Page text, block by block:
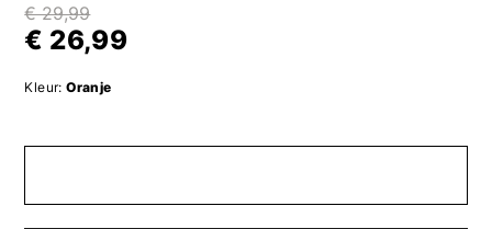
€ 29,99
€ 26,99
Kleur: Oranje